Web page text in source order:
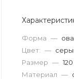
Форма —
Цвет: —
Размер —
Материал —